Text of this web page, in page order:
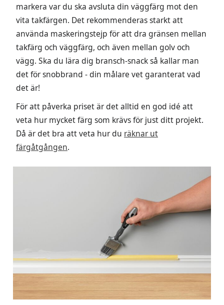
markera var du ska avsluta din väggfärg mot den
vita takfärgen. Det rekommenderas starkt att
använda maskeringstejp för att dra gränsen mellan
takfärg och väggfärg, och även mellan golv och
vägg. Ska du lära dig bransch-snack så kallar man
det för snobbrand - din målare vet garanterat vad
det är!
För att påverka priset är det alltid en god idé att
veta hur mycket färg som krävs för just ditt projekt.
Då är det bra att veta hur du räknar ut
färgåtgången.